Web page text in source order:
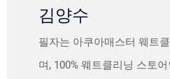
김양수
필자는 아쿠아매스터 웨트
며, 100% 웨트클리닝 스토